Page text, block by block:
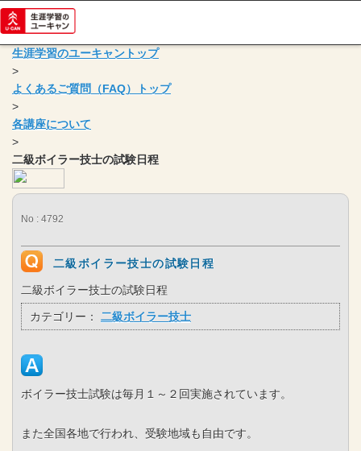
生涯学習のユーキャントップ
>
よくあるご質問（FAQ）トップ
>
各講座について
>
二級ボイラー技士の試験日程
No : 4792
二級ボイラー技士の試験日程
二級ボイラー技士の試験日程
カテゴリー： 二級ボイラー技士
ボイラー技士試験は毎月１～２回実施されています。
また全国各地で行われ、受験地域も自由です。